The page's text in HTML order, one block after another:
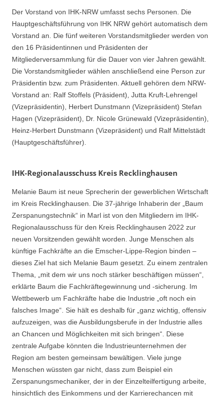
Der Vorstand von IHK-NRW umfasst sechs Personen. Die
Hauptgeschäftsführung von IHK NRW gehört automatisch dem
Vorstand an. Die fünf weiteren Vorstandsmitglieder werden von
den 16 Präsidentinnen und Präsidenten der
Mitgliederversammlung für die Dauer von vier Jahren gewählt.
Die Vorstandsmitglieder wählen anschließend eine Person zur
Präsidentin bzw. zum Präsidenten. Aktuell gehören dem NRW-
Vorstand an: Ralf Stoffels (Präsident), Jutta Kruft-Lehrengel
(Vizepräsidentin), Herbert Dunstmann (Vizepräsident) Stefan
Hagen (Vizepräsident), Dr. Nicole Grünewald (Vizepräsidentin),
Heinz-Herbert Dunstmann (Vizepräsident) und Ralf Mittelstädt
(Hauptgeschäftsführer).
IHK-Regionalausschuss Kreis Recklinghausen
Melanie Baum ist neue Sprecherin der gewerblichen Wirtschaft
im Kreis Recklinghausen. Die 37-jährige Inhaberin der „Baum
Zerspanungstechnik“ in Marl ist von den Mitgliedern im IHK-
Regionalausschuss für den Kreis Recklinghausen 2022 zur
neuen Vorsitzenden gewählt worden. Junge Menschen als
künftige Fachkräfte an die Emscher-Lippe-Region binden –
dieses Ziel hat sich Melanie Baum gesetzt. Zu einem zentralen
Thema, „mit dem wir uns noch stärker beschäftigen müssen“,
erklärte Baum die Fachkräftegewinnung und -sicherung. Im
Wettbewerb um Fachkräfte habe die Industrie „oft noch ein
falsches Image“. Sie hält es deshalb für „ganz wichtig, offensiv
aufzuzeigen, was die Ausbildungsberufe in der Industrie alles
an Chancen und Möglichkeiten mit sich bringen“. Diese
zentrale Aufgabe könnten die Industrieunternehmen der
Region am besten gemeinsam bewältigen. Viele junge
Menschen wüssten gar nicht, dass zum Beispiel ein
Zerspanungsmechaniker, der in der Einzelteilfertigung arbeite,
hinsichtlich des Einkommens und der Karrierechancen mit